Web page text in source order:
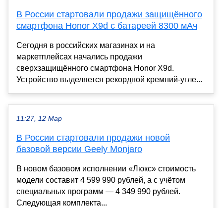
В России стартовали продажи защищённого
смартфона Honor X9d с батареей 8300 мАч
Сегодня в российских магазинах и на
маркетплейсах начались продажи
сверхзащищённого смартфона Honor X9d.
Устройство выделяется рекордной кремний-угле...
11:27, 12 Мар
В России стартовали продажи новой
базовой версии Geely Monjaro
В новом базовом исполнении «Люкс» стоимость
модели составит 4 599 990 рублей, а с учётом
специальных программ — 4 349 990 рублей.
Следующая комплекта...